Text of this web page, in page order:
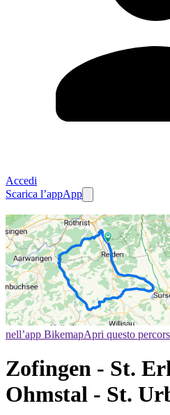
Accedi
Scarica l’appApp
nell’app BikemapApri questo
Zofingen - St.
Ohmstal - St.